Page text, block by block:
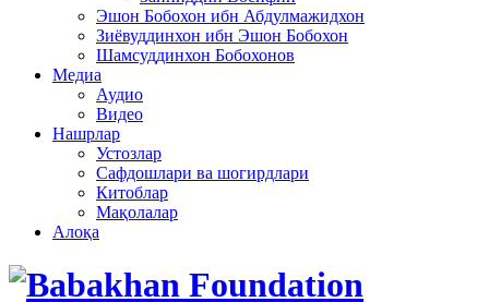
Эшон Бобохон ибн Абдулмажидхон
Зиёвуддинхон ибн Эшон Бобохон
Шамсуддинхон Бобохонов
Медиа
Аудио
Видео
Нашрлар
Устозлар
Сафдошлари ва шогирдлари
Китоблар
Мақолалар
Алоқа